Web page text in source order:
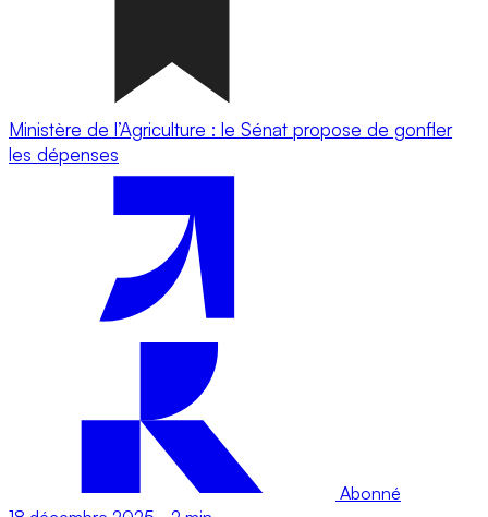
Ministère de l’Agriculture : le Sénat propose de gonfler
les dépenses
Abonné